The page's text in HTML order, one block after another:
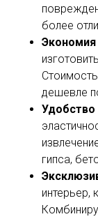
более
Экономия
дешевле
Удобство
гипса,
интерьер,